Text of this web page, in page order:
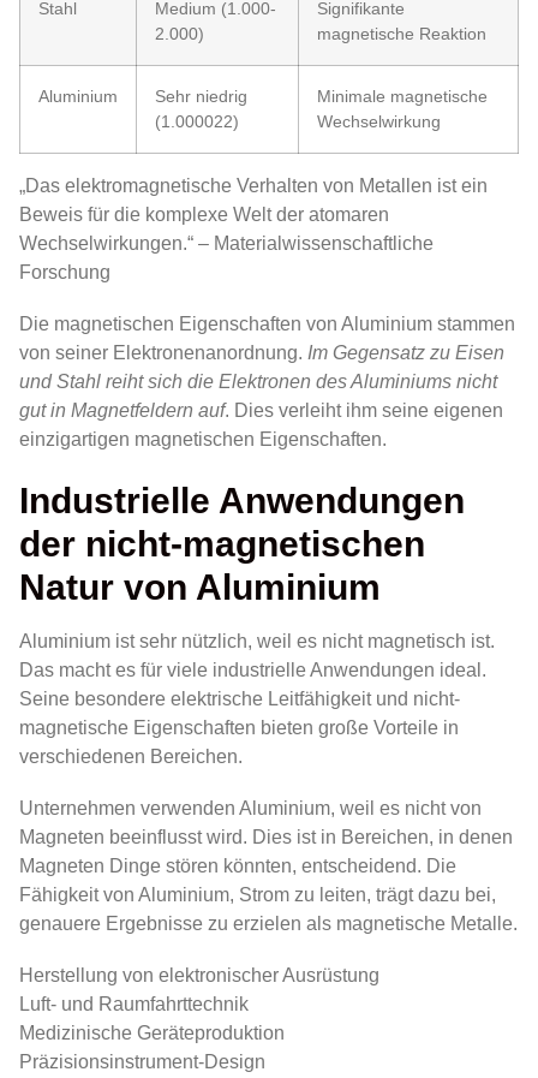
Stahl
Medium (1.000-
2.000)
Signifikante
magnetische Reaktion
Aluminium
Sehr niedrig
(1.000022)
Minimale magnetische
Wechselwirkung
„Das elektromagnetische Verhalten von Metallen ist ein
Beweis für die komplexe Welt der atomaren
Wechselwirkungen.“ – Materialwissenschaftliche
Forschung
Die magnetischen Eigenschaften von Aluminium stammen
von seiner Elektronenanordnung. Im Gegensatz zu Eisen
und Stahl reiht sich die Elektronen des Aluminiums nicht
gut in Magnetfeldern auf. Dies verleiht ihm seine eigenen
einzigartigen magnetischen Eigenschaften.
Industrielle Anwendungen
der nicht-magnetischen
Natur von Aluminium
Aluminium ist sehr nützlich, weil es nicht magnetisch ist.
Das macht es für viele industrielle Anwendungen ideal.
Seine besondere elektrische Leitfähigkeit und nicht-
magnetische Eigenschaften bieten große Vorteile in
verschiedenen Bereichen.
Unternehmen verwenden Aluminium, weil es nicht von
Magneten beeinflusst wird. Dies ist in Bereichen, in denen
Magneten Dinge stören könnten, entscheidend. Die
Fähigkeit von Aluminium, Strom zu leiten, trägt dazu bei,
genauere Ergebnisse zu erzielen als magnetische Metalle.
Herstellung von elektronischer Ausrüstung
Luft- und Raumfahrttechnik
Medizinische Geräteproduktion
Präzisionsinstrument-Design